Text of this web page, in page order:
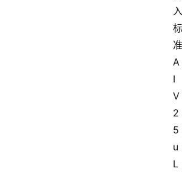
入
标
准
A
I
V
2
5
u
L